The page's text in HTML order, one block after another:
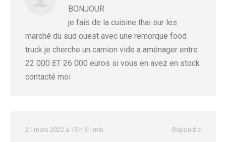
BONJOUR
je fais de la cuisine thai sur les
marché du sud ouest avec une remorque food
truck je cherche un camion vide a aménager entre
22 000 ET 26 000 euros si vous en avez en stock
contacté moi
Répondre
21 mars 2022 à 15 h 31 min